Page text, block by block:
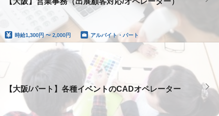
時給1,300円 〜 2,000円 アルバイト・パート
【大阪/パート】各種イベントのCADオペレーター